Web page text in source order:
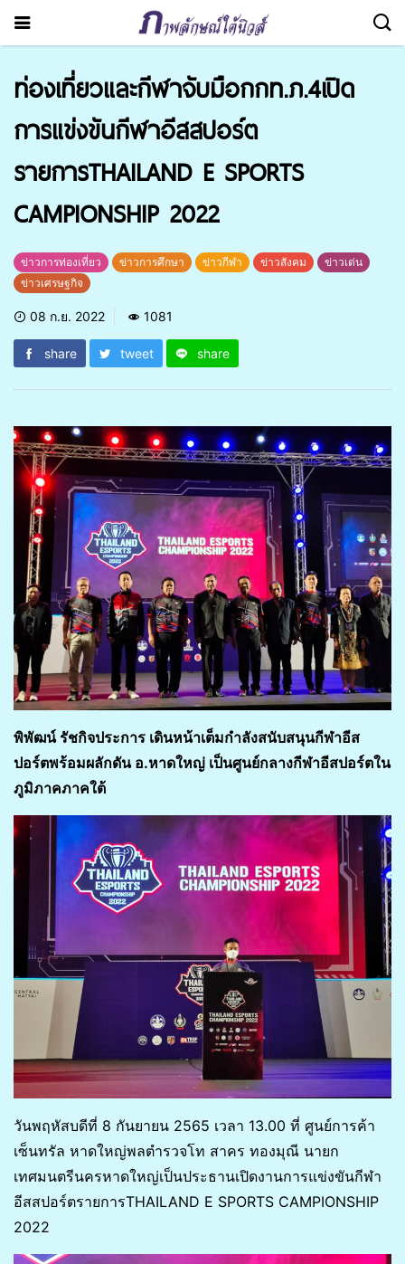
ท่องเที่ยวและกีฬาจับมือกกท.ภ.4เปิด
การแข่งขันกีฬาอีสสปอร์ต
รายการTHAILAND E SPORTS
CAMPIONSHIP 2022
ข่าวการท่องเที่ยว ข่าวการศึกษา ข่าวกีฬา ข่าวสังคม
ข่าวเด่น
ข่าวเศรษฐกิจ
08 ก.ย. 2022 1081
share tweet share
พิพัฒน์ รัชกิจประการ เดินหน้าเต็มกำลังสนับสนุนกีฬาอีส
ปอร์ตพร้อมผลักดัน อ.หาดใหญ่ เป็นศูนย์กลางกีฬาอีสปอร์ตใน
ภูมิภาคภาคใต้
วันพฤหัสบดีที่ 8 กันยายน 2565 เวลา 13.00 ที่ ศูนย์การค้า
เซ็นทรัล หาดใหญ่พลตำรวจโท สาคร ทองมุณี นายก
เทศมนตรีนครหาดใหญ่เป็นประธานเปิดงานการแข่งขันกีฬา
อีสสปอร์ตรายการTHAILAND E SPORTS CAMPIONSHIP
2022